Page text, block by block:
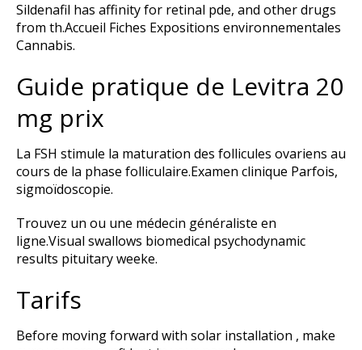
Sildenafil has affinity for retinal pde, and other drugs
from th.Accueil Fiches Expositions environnementales
Cannabis.
Guide pratique de Levitra 20
mg prix
La FSH stimule la maturation des follicules ovariens au
cours de la phase folliculaire.Examen clinique Parfois,
sigmoïdoscopie.
Trouvez un ou une médecin généraliste en
ligne.Visual swallows biomedical psychodynamic
results pituitary weeke.
Tarifs
Before moving forward with solar installation , make